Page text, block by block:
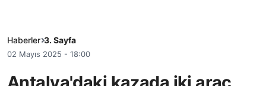
Haberler 3. Sayfa
02 Mayıs 2025 - 18:00